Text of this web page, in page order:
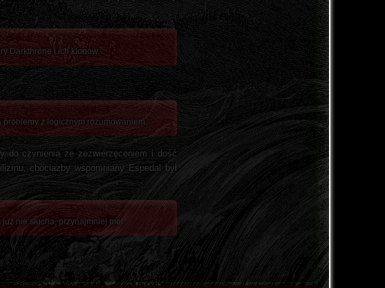
Darkthrone i ich klonow.
problemy z logicznym rozumowaniem.
do czynienia ze zezwierzęceniem i dość
chociażby wspomniany Espedal był
nie słucha, przynajmniej moi.